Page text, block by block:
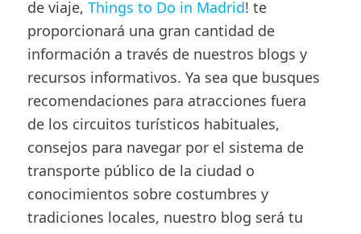
de viaje, Things to Do in Madrid! te
proporcionará una gran cantidad de
información a través de nuestros blogs y
recursos informativos. Ya sea que busques
recomendaciones para atracciones fuera
de los circuitos turísticos habituales,
consejos para navegar por el sistema de
transporte público de la ciudad o
conocimientos sobre costumbres y
tradiciones locales, nuestro blog será tu